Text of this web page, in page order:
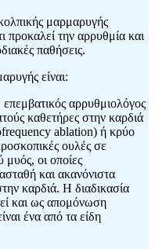
μαρμαρυγής
προκαλεί την αρρυθμία και
παθήσεις.
είναι:
αρρυθμιολόγος
καθετήρες στην καρδιά
ablation) ή κρύο
ουλές σε
μυός, οι οποίες
και ακανόνιστα
καρδιά. Η διαδικασία
και ως απομόνωση
ένα από τα είδη